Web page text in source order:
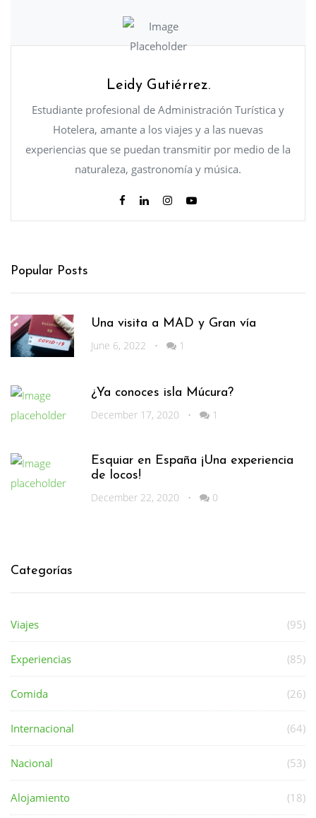
Leidy Gutiérrez.
Estudiante profesional de Administración Turística y
Hotelera, amante a los viajes y a las nuevas
experiencias que se puedan transmitir por medio de la
naturaleza, gastronomía y música.
Popular Posts
Una visita a MAD y Gran vía
June 6, 2022
• 1
¿Ya conoces isla Múcura?
December 17, 2020
• 1
Esquiar en España ¡Una experiencia
de locos!
December 22, 2020
• 0
Categorías
Viajes (95)
Experiencias (85)
Comida (26)
Internacional (64)
Nacional (53)
Alojamiento (18)